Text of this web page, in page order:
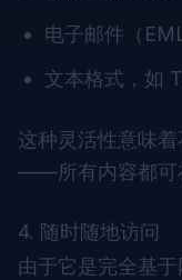
电子邮件（
文本格式，如
这种灵活性意味
——所有内容都可
4. 随时随地访问
由于它是完全基于